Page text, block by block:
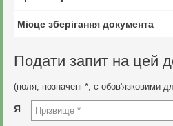
Місце зберігання документа
Подати запит на цей
(поля, позначені *, є обов'язковими
Я